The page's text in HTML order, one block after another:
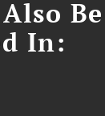
Be
In: